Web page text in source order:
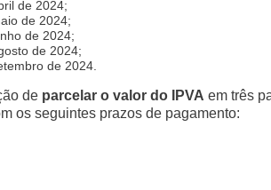
de 2024;
de 2024;
de 2024;
de 2024;
de 2024.
de parcelar o valor do IPVA em três
os seguintes prazos de pagamento: